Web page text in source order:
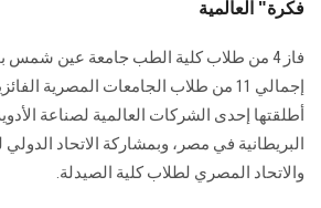
فكرة" العالمية
فاز 4 من طلاب كلية الطب جامعة عين شمس
إجمالي 11 من طلاب الجامعات المصرية
أطلقتها إحدى الشركات العالمية لصناعة
البريطانية في مصر، وبمشاركة الاتحاد
والاتحاد المصري لطلاب كلية الصيدلة.